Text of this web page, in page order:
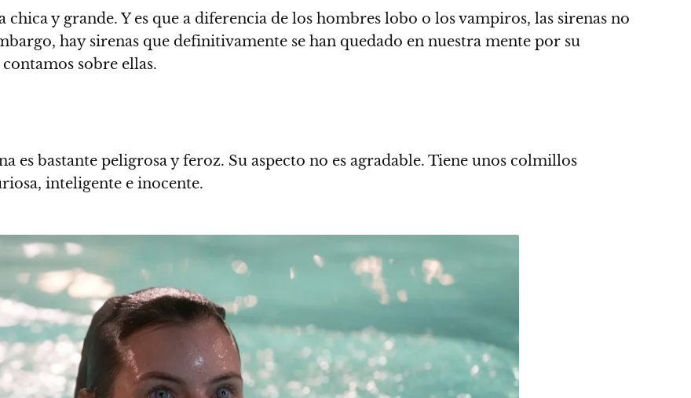
chica y grande. Y es que a diferencia de los hombres lobo o los vampiros, las sirenas no
hay sirenas que definitivamente se han quedado en nuestra mente por su
sobre ellas.
es bastante peligrosa y feroz. Su aspecto no es agradable. Tiene unos colmillos
inteligente e inocente.